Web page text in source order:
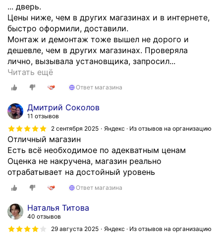
... дверь.
Цены ниже, чем в других магазинах и в интернете,
быстро оформили, доставили.
Монтаж и демонтаж тоже вышел не дорого и
дешевле, чем в других магазинах. Проверяла
лично, вызывала установщика, запросил...
Читать ещёД
р
ы
й
д
е
н
ь
З
к
а
Ответ магазина
Дмитрий Соколов
11 отзывов
2 сентября 2025
Яндекс · Из отзывов на организацию
Отличный магазин
Есть всё необходимое по адекватным ценам
Оценка не накручена, магазин реально
отрабатывает на достойный уровень
Ответ магазина
Наталья Титова
40 отзывов
29 августа 2025
Яндекс · Из отзывов на организацию